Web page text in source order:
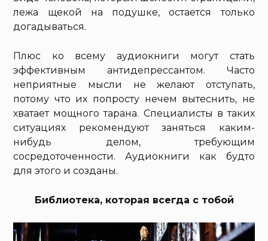
лежа щекой на подушке, остается только
догадываться.
Плюс ко всему аудиокниги могут стать
эффективным антидепрессантом. Часто
неприятные мысли не желают отступать,
потому что их попросту нечем вытеснить, не
хватает мощного тарана. Специалисты в таких
ситуациях рекомендуют заняться каким-
нибудь делом, требующим
сосредоточенности. Аудиокниги как будто
для этого и созданы.
Библиотека, которая всегда с тобой